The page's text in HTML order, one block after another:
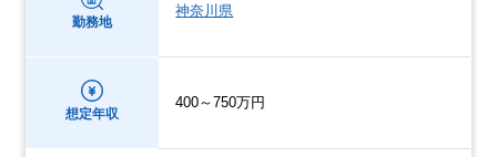
勤務地
神奈川県
想定年収
400～750万円